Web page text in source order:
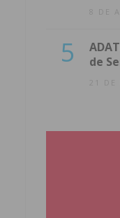
8 DE
5
de
21